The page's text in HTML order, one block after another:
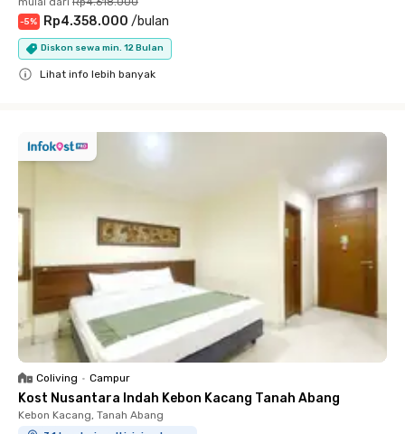
-5% Rp4.358.000 /bulan
Diskon sewa min. 12 Bulan
Lihat info lebih banyak
Coliving • Campur
Kost Nusantara Indah Kebon Kacang Tanah Abang
Kebon Kacang, Tanah Abang